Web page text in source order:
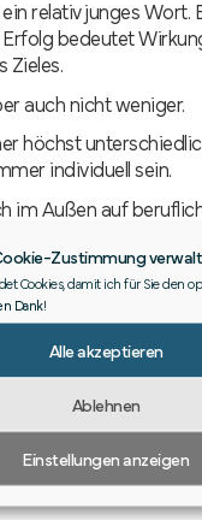
Zustimmung
Cookies, damit ich für Sie den
Dank!
Alle akzeptieren
Ablehnen
Einstellungen anzeigen
relativ junges Wort.
Erfolg bedeutet
Zieles.
auch nicht weniger.
höchst
individuell sein.
im Außen auf
Erfolg haben:
Projekte, etc…
sich zudem
ihrem Leben erfüllt
das nicht
und die Motivation
zu leben.
ist auch ein